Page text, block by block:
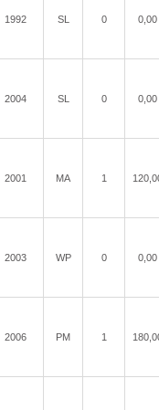
1992 SL 0 0,00
2004 SL 0 0,00
2001 MA 1
2003 WP 0 0,00
2006 PM 1